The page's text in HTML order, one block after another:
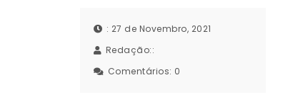
: 27 de Novembro, 2021
Redação::
Comentários: 0